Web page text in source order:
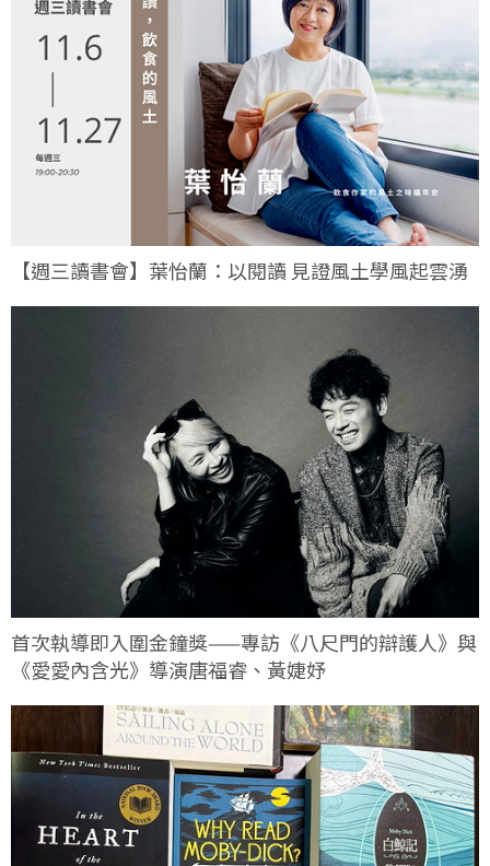
【週三讀書會】葉怡蘭：以閱讀 見證風土學風起雲湧
首次執導即入圍金鐘獎——專訪《八尺門的辯護人》與
《愛愛內含光》導演唐福睿、黃婕妤